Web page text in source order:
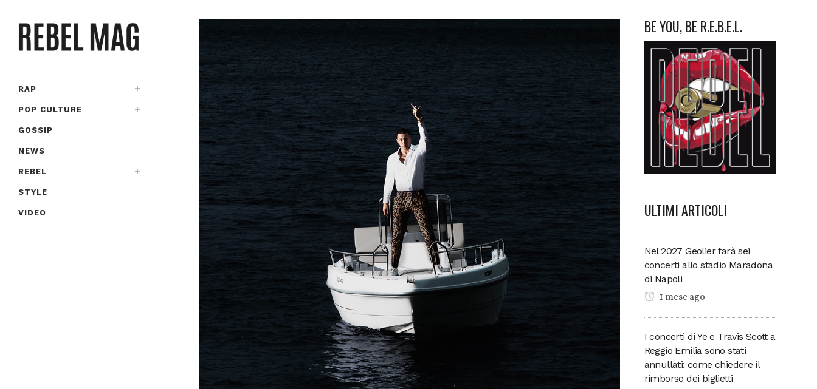
RAP
POP CULTURE
GOSSIP
NEWS
REBEL
STYLE
VIDEO
BE YOU, BE R.E.B.E.L.
ULTIMI ARTICOLI
Nel 2027 Geolier farà sei
concerti allo stadio Maradona
di Napoli
1 mese ago
I concerti di Ye e Travis Scott a
Reggio Emilia sono stati
annullati: come chiedere il
rimborso dei biglietti